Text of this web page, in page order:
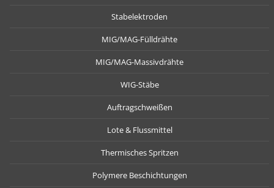
Stabelektroden
MIG/MAG-Fülldrähte
MIG/MAG-Massivdrähte
WIG-Stäbe
Auftragschweißen
Lote & Flussmittel
Thermisches Spritzen
Polymere Beschichtungen